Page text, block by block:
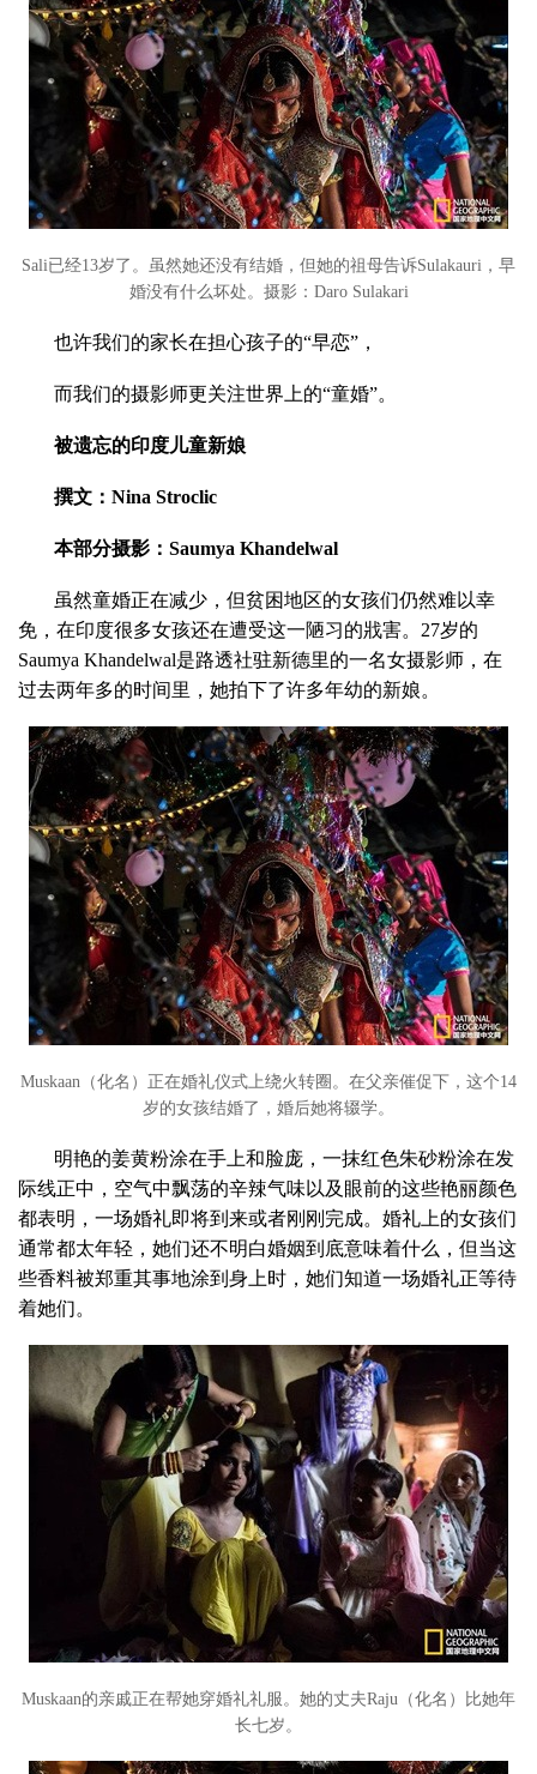
Sali已经13岁了。虽然她还没有结婚，但她的祖母告诉Sulakauri，早
婚没有什么坏处。 摄影：Daro Sulakari
也许我们的家长在担心孩子的“早恋”，
而我们的摄影师更关注世界上的“童婚”。
被遗忘的印度儿童新娘
撰文：Nina Stroclic
本部分摄影：Saumya Khandelwal
虽然童婚正在减少，但贫困地区的女孩们仍然难以幸
免，在印度很多女孩还在遭受这一陋习的戕害。27岁的
Saumya Khandelwal是路透社驻新德里的一名女摄影师，在
过去两年多的时间里，她拍下了许多年幼的新娘。
Muskaan（化名）正在婚礼仪式上绕火转圈。在父亲催促下，这个14
岁的女孩结婚了，婚后她将辍学。
明艳的姜黄粉涂在手上和脸庞，一抹红色朱砂粉涂在发
际线正中，空气中飘荡的辛辣气味以及眼前的这些艳丽颜色
都表明，一场婚礼即将到来或者刚刚完成。婚礼上的女孩们
通常都太年轻，她们还不明白婚姻到底意味着什么，但当这
些香料被郑重其事地涂到身上时，她们知道一场婚礼正等待
着她们。
Muskaan的亲戚正在帮她穿婚礼礼服。她的丈夫Raju（化名）比她年
长七岁。